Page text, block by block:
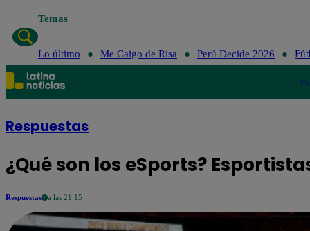
Temas
Lo último Me Caigo de Risa Perú Decide 2026
Respuestas
¿Qué son los eSports?
Respuestas a las 21:15